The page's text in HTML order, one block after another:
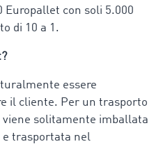
Europallet con soli 5.000
di 10 a 1.
essere
il cliente. Per un trasporto
viene solitamente imballata
e trasportata nel